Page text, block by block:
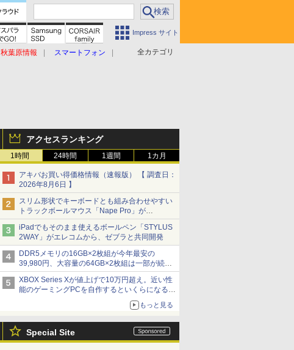
Impress サイト
全カテゴリ
秋葉原情報
スマートフォン
アクセスランキング
1時間 24時間 1週間 1カ月
アキバお買い得価格情報（速報版） 【 調査日：
2026年8月6日 】
スリム形状でキーボードとも組み合わせやすい
トラックボールマウス「Nape Pro」が
Keychronから
iPadでもそのまま使えるボールペン「STYLUS
2WAY」がエレコムから、ゼブラと共同開発
DDR5メモリの16GB×2枚組が今年最安の
39,980円、大容量の64GB×2枚組は一部が続騰
[8月前半のメモリ価格]
XBOX Series Xが値上げで10万円超え。近い性
能のゲーミングPCを自作するといくらになる？
【石田賀津男の『酒の肴にPCゲーム』】
もっと見る
Special Site